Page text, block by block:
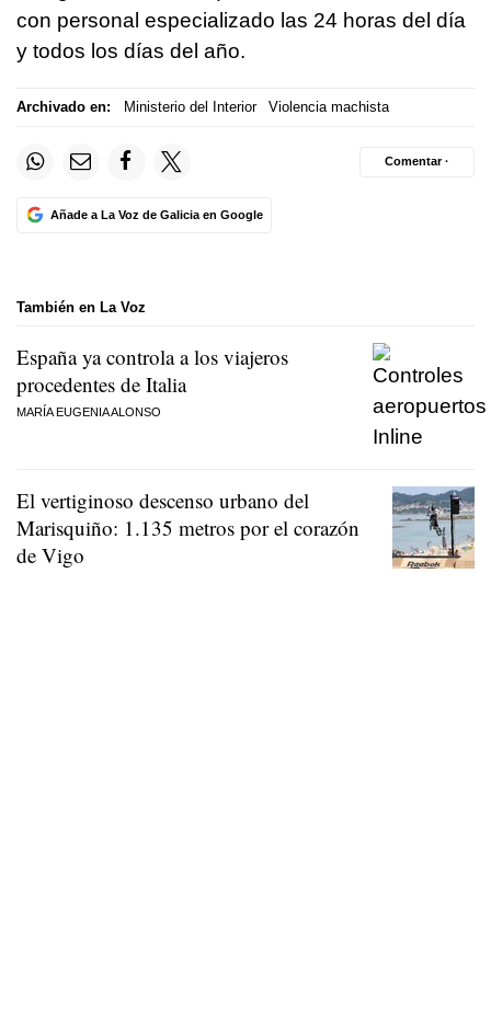
con personal especializado las 24 horas del día
y todos los días del año.
Archivado en: Ministerio del Interior Violencia machista
Añade a La Voz de Galicia en Google
Comentar ·
También en La Voz
España ya controla a los viajeros
procedentes de Italia
MARÍA EUGENIA ALONSO
El vertiginoso descenso urbano del
Marisquiño: 1.135 metros por el corazón
de Vigo